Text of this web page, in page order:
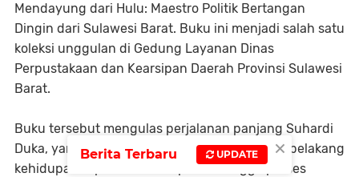
Mendayung dari Hulu: Maestro Politik Bertangan
Dingin dari Sulawesi Barat. Buku ini menjadi salah satu
koleksi unggulan di Gedung Layanan Dinas
Perpustakaan dan Kearsipan Daerah Provinsi Sulawesi
Barat.
Buku tersebut mengulas perjalanan panjang Suhardi
Duka, yang akrab disapa SDK, mulai dari latar belakang
kehidupan, kiprah di dunia politik, hingga proses
×
Berita Terbaru UPDATE